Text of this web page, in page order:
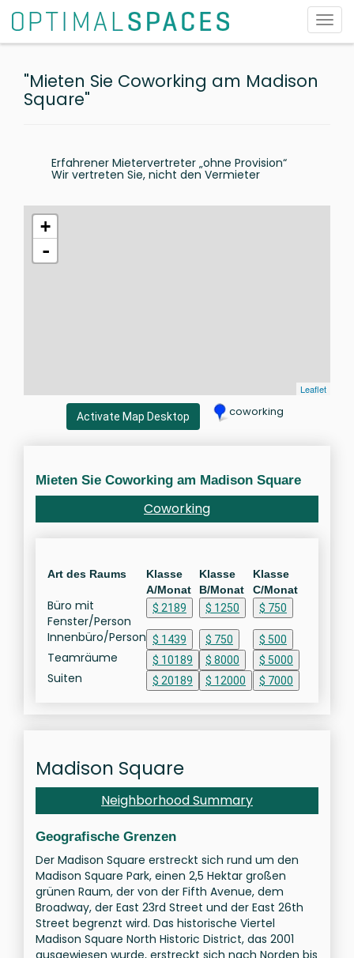
"Mieten Sie Coworking am Madison
Square"
Erfahrener Mietervertreter „ohne Provision“
Wir vertreten Sie, nicht den Vermieter
+
-
Leaflet
Activate Map Desktop coworking
Mieten Sie Coworking am Madison Square
Coworking
Art des Raums
Klasse
A/Monat
Klasse
B/Monat
Klasse
C/Monat
Büro mit
Fenster/Person
$ 2189 $ 1250 $ 750
Innenbüro/Person $ 1439 $ 750 $ 500
Teamräume $ 10189 $ 8000 $ 5000
Suiten $ 20189 $ 12000 $ 7000
Madison Square
Neighborhood Summary
Geografische Grenzen
Der Madison Square erstreckt sich rund um den
Madison Square Park, einen 2,5 Hektar großen
grünen Raum, der von der Fifth Avenue, dem
Broadway, der East 23rd Street und der East 26th
Street begrenzt wird. Das historische Viertel
Madison Square North Historic District, das 2001
ausgewiesen wurde, erstreckt sich nach Norden bis